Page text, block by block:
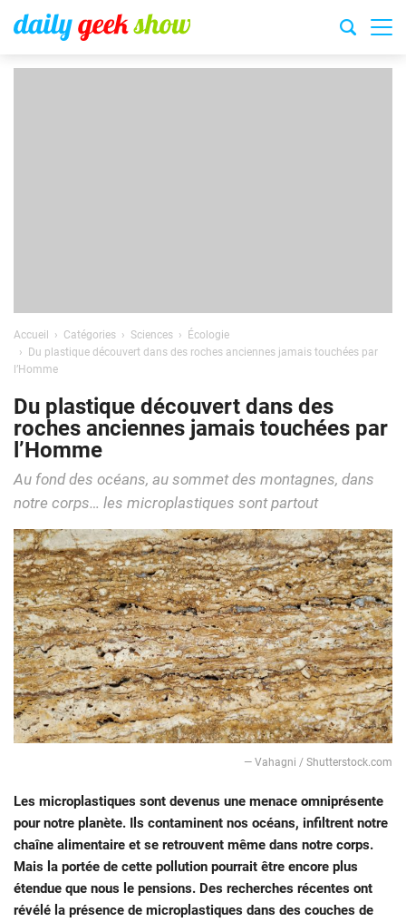
Accueil Catégories Sciences
Écologie
Du plastique découvert dans des roches anciennes jamais touchées par
l’Homme
Du plastique découvert dans des
roches anciennes jamais touchées par
l’Homme
Au fond des océans, au sommet des montagnes, dans
notre corps… les microplastiques sont partout
— Vahagni / Shutterstock.com
Les microplastiques sont devenus une menace omniprésente
pour notre planète. Ils contaminent nos océans, infiltrent notre
chaîne alimentaire et se retrouvent même dans notre corps.
Mais la portée de cette pollution pourrait être encore plus
étendue que nous le pensions. Des recherches récentes ont
révélé la présence de microplastiques dans des couches de